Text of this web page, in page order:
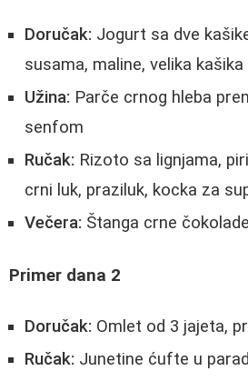
Doručak: Jogurt sa dve
susama, maline, velika kašika
Užina: Parče crnog hleba
senfom
Ručak: Rizoto sa lignjama,
crni luk, praziluk, kocka za
Večera: Štanga crne
Primer dana 2
Doručak: Omlet od 3 jajeta,
Ručak: Junetine ćufte u